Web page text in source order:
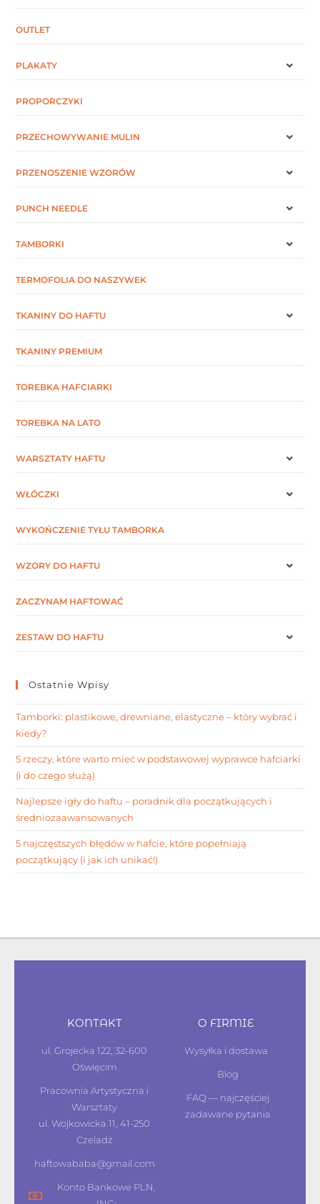
OUTLET
PLAKATY
PROPORCZYKI
PRZECHOWYWANIE MULIN
PRZENOSZENIE WZORÓW
PUNCH NEEDLE
TAMBORKI
TERMOFOLIA DO NASZYWEK
TKANINY DO HAFTU
TKANINY PREMIUM
TOREBKA HAFCIARKI
TOREBKA NA LATO
WARSZTATY HAFTU
WŁÓCZKI
WYKOŃCZENIE TYŁU TAMBORKA
WZORY DO HAFTU
ZACZYNAM HAFTOWAĆ
ZESTAW DO HAFTU
Ostatnie Wpisy
Tamborki: plastikowe, drewniane, elastyczne – który wybrać i
kiedy?
5 rzeczy, które warto mieć w podstawowej wyprawce hafciarki
(i do czego służą)
Najlepsze igły do haftu – poradnik dla początkujących i
średniozaawansowanych
5 najczęstszych błędów w hafcie, które popełniają
początkujący (i jak ich unikać!)
KONTAKT
ul. Grojecka 122, 32-600
Oświęcim
Pracownia Artystyczna i
Warsztaty
ul. Wojkowicka 11, 41-250
Czeladź
haftowababa@gmail.com
Konto Bankowe PLN,
O FIRMIE
Wysyłka i dostawa
Blog
FAQ — najczęściej
zadawane pytania